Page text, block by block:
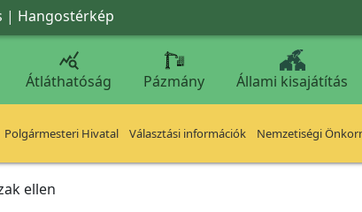
| Hangostérkép

Átláthatóság Pázmány Állami kisajátítás
Polgármesteri Hivatal Választási információk Nemzetiségi
ellen